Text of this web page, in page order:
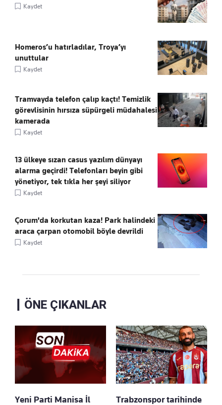
Kaydet
Homeros’u hatırladılar, Troya’yı
unuttular
Kaydet
Tramvayda telefon çalıp kaçtı! Temizlik
görevlisinin hırsıza süpürgeli müdahalesi
kamerada
Kaydet
13 ülkeye sızan casus yazılım dünyayı
alarma geçirdi! Telefonları beyin gibi
yönetiyor, tek tıkla her şeyi siliyor
Kaydet
Çorum'da korkutan kaza! Park halindeki
araca çarpan otomobil böyle devrildi
Kaydet
ÖNE ÇIKANLAR
Yeni Parti Manisa İl
Trabzonspor tarihinde